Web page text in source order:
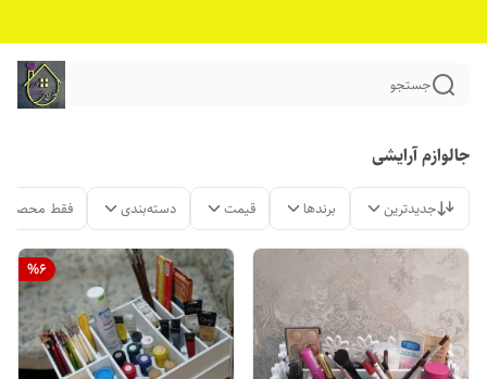
جستجو
جالوازم آرایشی
جدیدترین برندها قیمت دسته‌بندی فقط
%6